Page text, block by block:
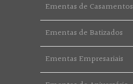
Ementas de Casamentos
Ementas de Batizados
Ementas Empresariais